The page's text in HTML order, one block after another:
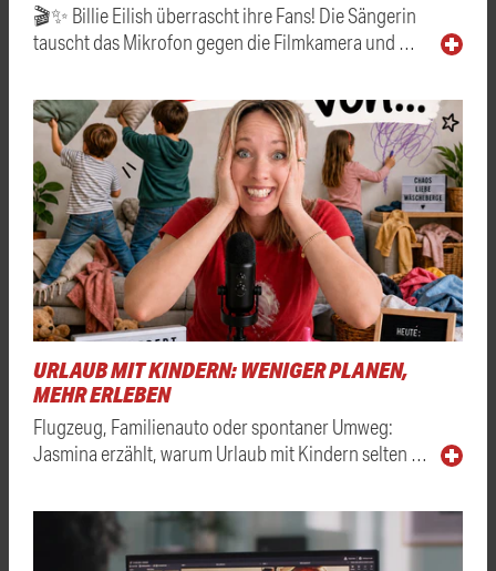
🎬✨ Billie Eilish überrascht ihre Fans! Die Sängerin
tauscht das Mikrofon gegen die Filmkamera und …
URLAUB MIT KINDERN: WENIGER PLANEN,
MEHR ERLEBEN
Flugzeug, Familienauto oder spontaner Umweg:
Jasmina erzählt, warum Urlaub mit Kindern selten …